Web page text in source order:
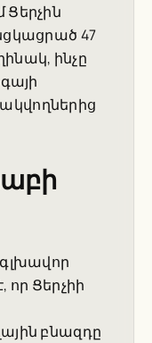
47
ինչը
որ Ցերչիի
բնազդը